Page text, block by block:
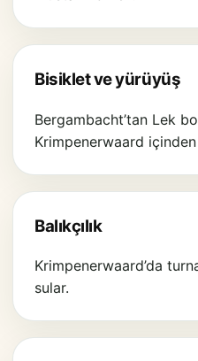
Bisiklet ve yürüyüş
Bergambacht’tan Lek
Krimpenerwaard
Balıkçılık
Krimpenerwaard’da
sular.